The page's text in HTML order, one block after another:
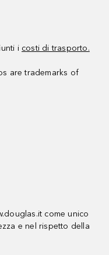
i costi di trasporto.
are trademarks of
come unico
e nel rispetto della